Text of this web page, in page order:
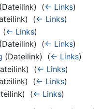
(← Links)
(← Links)
(← Links)
(Dateilink) ‎ (← Links)
(Dateilink) ‎ (← Links)
(← Links)
(← Links)
(← Links)